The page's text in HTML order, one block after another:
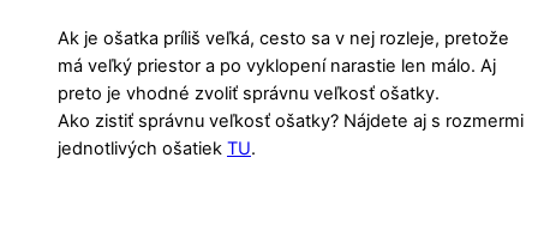
Ak je ošatka príliš veľká, cesto sa v nej rozleje, pretože
má veľký priestor a po vyklopení narastie len málo. Aj
preto je vhodné zvoliť správnu veľkosť ošatky.
Ako zistiť správnu veľkosť ošatky? Nájdete aj s rozmermi
jednotlivých ošatiek TU.